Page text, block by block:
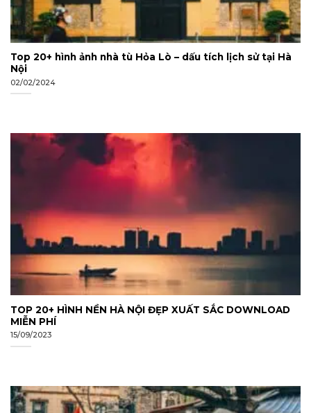
Top 20+ hình ảnh nhà tù Hỏa Lò – dấu tích lịch sử tại Hà
Nội
02/02/2024
TOP 20+ HÌNH NỀN HÀ NỘI ĐẸP XUẤT SẮC DOWNLOAD
MIỄN PHÍ
15/09/2023